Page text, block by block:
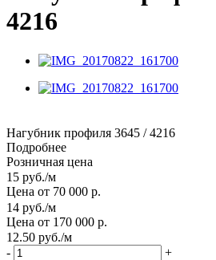
4216
Нагубник профиля 3645 / 4216
Подробнее
Розничная цена
15 руб./м
Цена от 70 000 р.
14 руб./м
Цена от 170 000 р.
12.50 руб./м
-
+